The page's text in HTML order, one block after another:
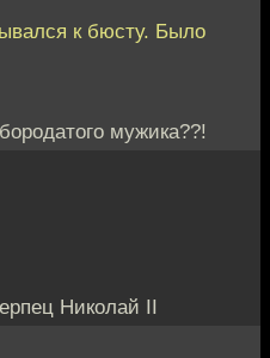
к бюсту. Было
мужика??!
Николай II